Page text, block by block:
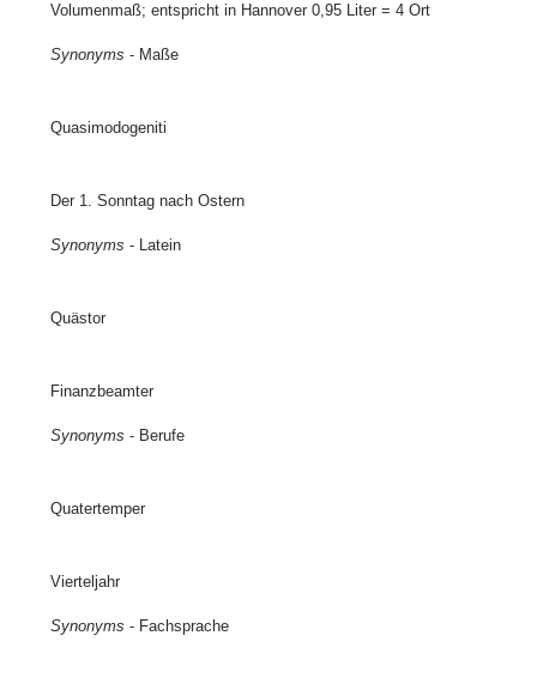
Volumenmaß; entspricht in Hannover 0,95 Liter = 4 Ort
Synonyms - Maße
Quasimodogeniti
Der 1. Sonntag nach Ostern
Synonyms - Latein
Quästor
Finanzbeamter
Synonyms - Berufe
Quatertemper
Vierteljahr
Synonyms - Fachsprache